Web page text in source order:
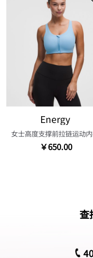
Energy
女士高度支撑前拉链运动
￥650.00
查